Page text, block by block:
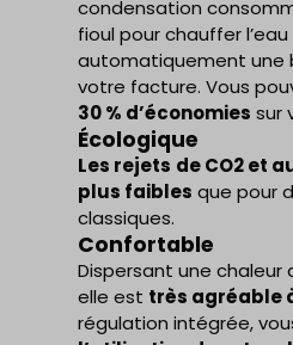
condensation
fioul pour chauffer
automatiquement une
votre facture. Vous
30 % d’économies sur
Écologique
Les rejets de CO2 et
plus faibles que pour
classiques.
Confortable
Dispersant une
elle est très agréable
régulation intégrée,